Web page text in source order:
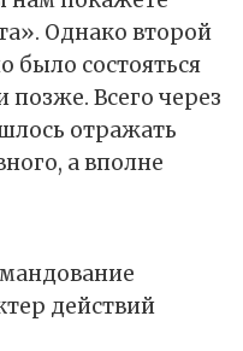
Однако второй
было состояться
Всего через
отражать
а вполне
действий